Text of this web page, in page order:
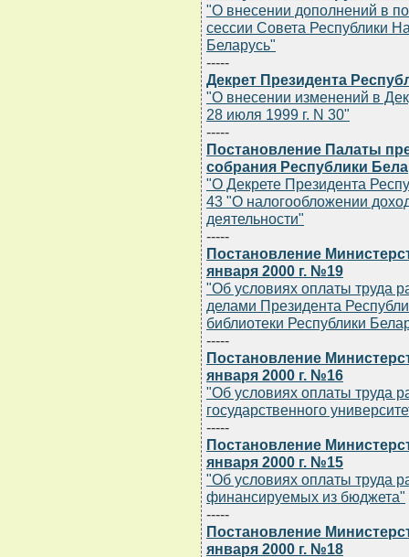
"О внесении дополнений в
сессии Совета Республики
Беларусь"
-----
Декрет Президента
"О внесении изменений в
28 июля 1999 г. N 30"
-----
Постановление Палаты
собрания Республики
"О Декрете Президента
43 "О налогообложении
деятельности"
-----
Постановление
января 2000 г. №19
"Об условиях оплаты труда
делами Президента
библиотеки Республики
-----
Постановление
января 2000 г. №16
"Об условиях оплаты труда
государственного
-----
Постановление
января 2000 г. №15
"Об условиях оплаты труда
финансируемых из бюджета"
-----
Постановление
января 2000 г. №18